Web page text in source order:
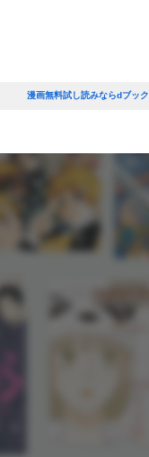
漫画無料試し読みならdブック